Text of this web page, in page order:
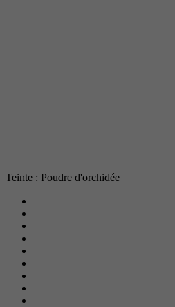
Teinte : Poudre d'orchidée